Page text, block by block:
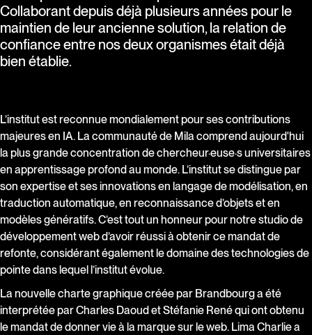
Collaborant depuis déjà plusieurs années pour le
maintien de leur ancienne solution, la relation de
confiance entre nos deux organismes était déjà
bien établie.
L’institut est reconnue mondialement pour ses contributions
majeures en IA. La communauté de Mila comprend aujourd'hui
la plus grande concentration de chercheur·euse·s universitaires
en apprentissage profond au monde. L’institut se distingue par
son expertise et ses innovations en langage de modélisation, en
traduction automatique, en reconnaissance d’objets et en
modèles génératifs. C’est tout un honneur pour notre studio de
développement web d’avoir réussi à obtenir ce mandat de
refonte, considérant également le domaine des technologies de
pointe dans lequel l’institut évolue.
La nouvelle charte graphique créée par Brandbourg a été
interprétée par Charles Daoud et Stéfanie René qui ont obtenu
le mandat de donner vie à la marque sur le web. Lima Charlie a